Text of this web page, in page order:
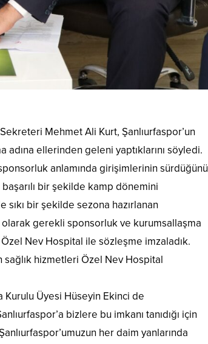
Mehmet Ali Kurt, Şanlıurfaspor’un
ellerinden geleni yaptıklarını söyledi.
anlamında girişimlerinin sürdüğünü
bir şekilde kamp dönemini
sıkı bir şekilde sezona hazırlanan
gerekli sponsorluk ve kurumsallaşma
Nev Hospital ile sözleşme imzaladık.
hizmetleri Özel Nev Hospital
Kurulu Üyesi Hüseyin Ekinci de
bizlere bu imkanı tanıdığı için
her daim yanlarında